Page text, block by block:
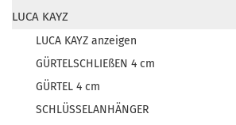
LUCA KAYZ
LUCA KAYZ anzeigen
GÜRTELSCHLIEßEN 4 cm
GÜRTEL 4 cm
SCHLÜSSELANHÄNGER